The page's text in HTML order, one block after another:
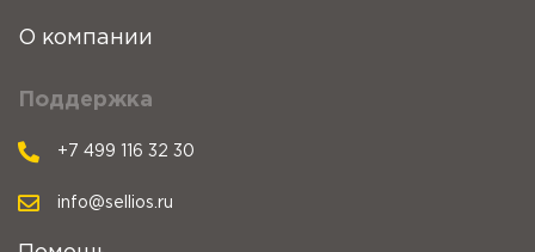
О компании
Поддержка
+7 499 116 32 30
info@sellios.ru